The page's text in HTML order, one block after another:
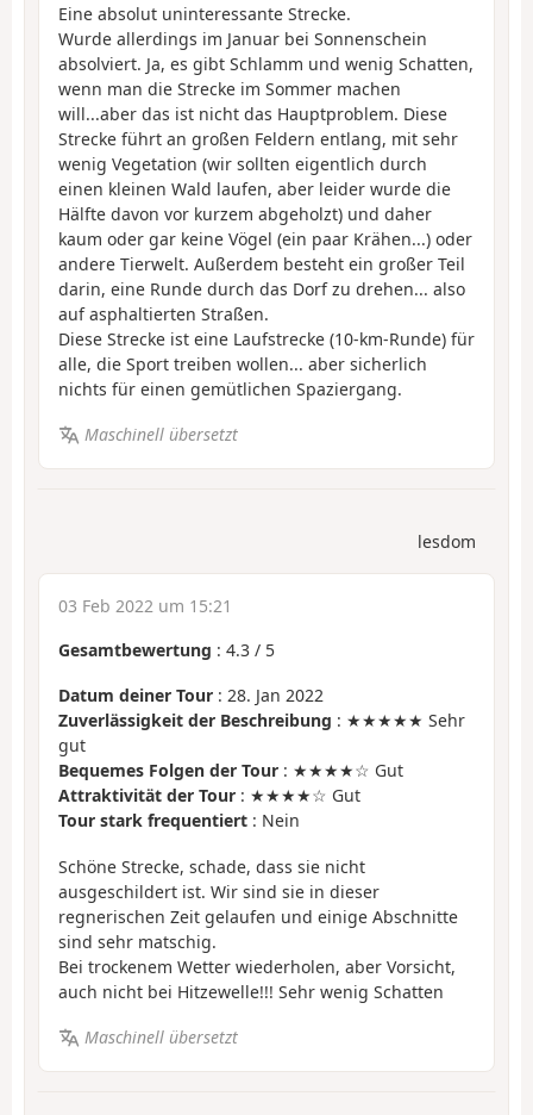
Eine absolut uninteressante Strecke.
Wurde allerdings im Januar bei Sonnenschein
absolviert. Ja, es gibt Schlamm und wenig Schatten,
wenn man die Strecke im Sommer machen
will...aber das ist nicht das Hauptproblem. Diese
Strecke führt an großen Feldern entlang, mit sehr
wenig Vegetation (wir sollten eigentlich durch
einen kleinen Wald laufen, aber leider wurde die
Hälfte davon vor kurzem abgeholzt) und daher
kaum oder gar keine Vögel (ein paar Krähen...) oder
andere Tierwelt. Außerdem besteht ein großer Teil
darin, eine Runde durch das Dorf zu drehen... also
auf asphaltierten Straßen.
Diese Strecke ist eine Laufstrecke (10-km-Runde) für
alle, die Sport treiben wollen... aber sicherlich
nichts für einen gemütlichen Spaziergang.
Maschinell übersetzt
lesdom
03 Feb 2022 um 15:21
Gesamtbewertung : 4.3 / 5
Datum deiner Tour : 28. Jan 2022
Zuverlässigkeit der Beschreibung : ★★★★★ Sehr
gut
Bequemes Folgen der Tour : ★★★★☆ Gut
Attraktivität der Tour : ★★★★☆ Gut
Tour stark frequentiert : Nein
Schöne Strecke, schade, dass sie nicht
ausgeschildert ist. Wir sind sie in dieser
regnerischen Zeit gelaufen und einige Abschnitte
sind sehr matschig.
Bei trockenem Wetter wiederholen, aber Vorsicht,
auch nicht bei Hitzewelle!!! Sehr wenig Schatten
Maschinell übersetzt